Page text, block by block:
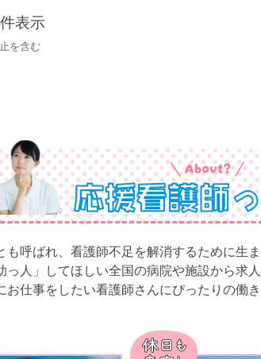
件表示
を含む
呼ばれ、看護師不足を解消するために生ま
人」してほしい全国の病院や施設から求人
仕事をしたい看護師さんにぴったりの働き